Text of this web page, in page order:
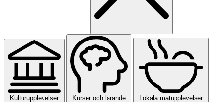
Kulturupplevelser Kurser och lärande Lokala matupplevelser